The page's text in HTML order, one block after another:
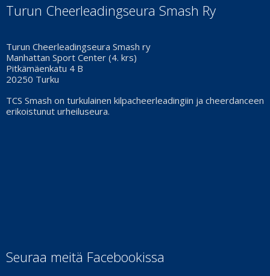
Turun Cheerleadingseura Smash Ry
Turun Cheerleadingseura Smash ry
Manhattan Sport Center (4. krs)
Pitkämäenkatu 4 B
20250 Turku
TCS Smash on turkulainen kilpacheerleadingiin ja cheerdanceen
erikoistunut urheiluseura.
Seuraa meitä Facebookissa